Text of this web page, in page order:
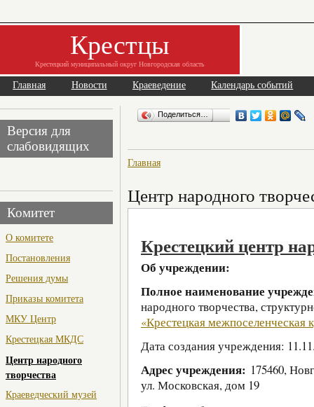
Крестцы
Крестецкий муниципальный округ Новгородская область
Главная Новости Краеведение Календарь событий
Версия для
слабовидящих
Комитет
О комитете
Постановления
Решения думы
Приказы комитета
МКУ Центр
Крестецкая МКДС
Центр народного
творчества
Краеведческий музей
Поделиться…
Главная
Центр народного
Крестецкий центр
Об учреждении:
Полное наименование
народного творчества,
«Крестецкая межпоселенческая
Дата создания учреждения:
Адрес учреждения: 175460,
ул. Московская, дом 19